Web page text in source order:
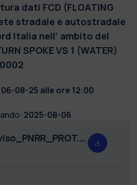
dati FCD (FLOATING
stradale e autostradale
Italia nell’ ambito del
SPOKE VS 1 (WATER)
06-08-25 alle ore 12:00
2025-08-06
RDA_129455_avviso_PNRR_PROT.pdf